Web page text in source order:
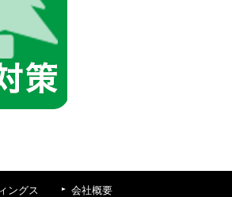
ングス
会社概要